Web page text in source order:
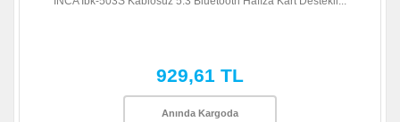
929,61 TL
Anında Kargoda